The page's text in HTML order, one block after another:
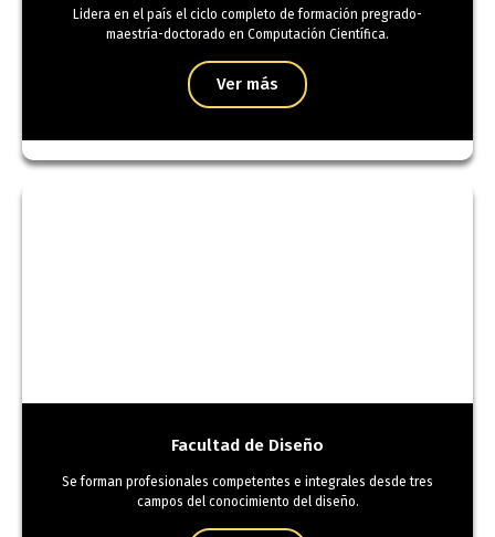
Lidera en el país el ciclo completo de formación pregrado-
maestría-doctorado en Computación Científica.
Ver más
Facultad de Diseño
Se forman profesionales competentes e integrales desde tres
campos del conocimiento del diseño.